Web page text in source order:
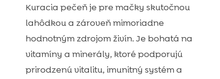
Kuracia pečeň je pre mačky skutočnou
lahôdkou a zároveň mimoriadne
hodnotným zdrojom živín. Je bohatá na
vitamíny a minerály, ktoré podporujú
prirodzenú vitalitu, imunitný systém a